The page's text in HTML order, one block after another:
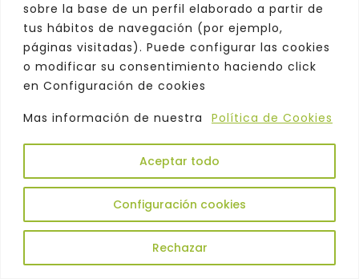
sobre la base de un perfil elaborado a partir de
tus hábitos de navegación (por ejemplo,
páginas visitadas). Puede configurar las cookies
o modificar su consentimiento haciendo click
en Configuración de cookies
Mas información de nuestra
Política de Cookies
Configuración cookies
Rechazar
Aceptar todo